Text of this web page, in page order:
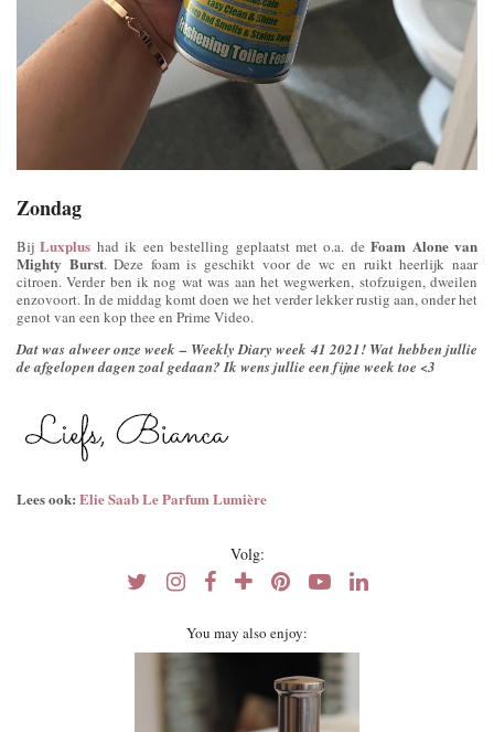
Zondag
BijLuxplus had ik een bestelling geplaatst met o.a. deFoam Alone van
Mighty Burst. Deze foam is geschikt voor de wc en ruikt heerlijk naar
citroen. Verder ben ik nog wat was aan het wegwerken, stofzuigen, dweilen
enzovoort. In de middag komt doen we het verder lekker rustig aan, onder het
genot van een kop thee en Prime Video.
Dat was alweer onze week – Weekly Diary week 41 2021! Wat hebben jullie
de afgelopen dagen zoal gedaan? Ik wens jullie een fijne week toe <3
Lees ook: Elie Saab Le Parfum Lumière
Volg:
You may also enjoy: